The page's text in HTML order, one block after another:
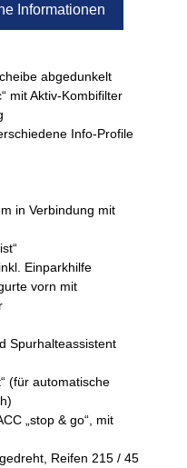
Informationen
abgedunkelt
mit Aktiv-Kombifilter
Info-Profile
in Verbindung mit
Einparkhilfe
vorn mit
Spurhalteassistent
(für automatische
„stop & go“, mit
Reifen 215 / 45